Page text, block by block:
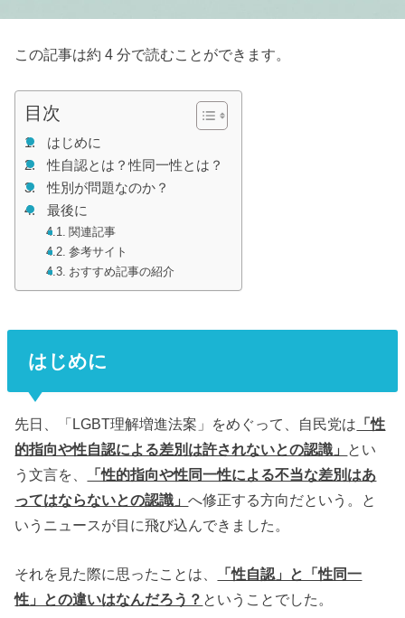
この記事は約 4 分で読むことができます。
目次
はじめに
性自認とは？性同一性とは？
性別が問題なのか？
最後に
関連記事
参考サイト
おすすめ記事の紹介
はじめに
先日、「LGBT理解増進法案」をめぐって、自民党は 「性
的指向や性自認による差別は許されないとの認識」 とい
う文言を、
「性的指向や性同一性による不当な差別はあ
ってはならないとの認識」へ修正する方向だという。と
いうニュースが目に飛び込んできました。
それを見た際に思ったことは、
「性自認」と「性同一
性」との違いはなんだろう？ ということでした。